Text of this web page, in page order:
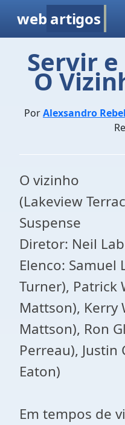
web artigos
Servir
O
PorAlexsandro
O vizinho
(Lakeview
Suspense
Diretor: Neil
Elenco: Samuel
Turner), Patrick
Mattson), Kerry
Mattson), Ron
Perreau),
Eaton)
Em tempos de